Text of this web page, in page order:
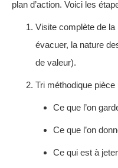
plan d’action. Voici les
Visite complète de
évacuer, la nature
de valeur).
Tri méthodique pièce
Ce que l’on
Ce que l’on
Ce qui est à